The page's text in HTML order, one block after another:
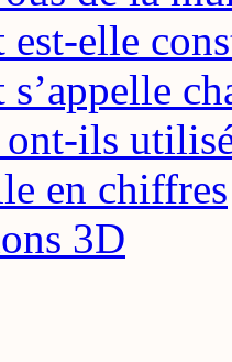
est-elle
ils
en chiffres
3D